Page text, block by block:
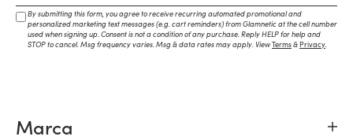
By submitting this form, you agree to receive recurring automated promotional and
personalized marketing text messages (e.g. cart reminders) from Glamnetic at the cell number
used when signing up. Consent is not a condition of any purchase. Reply HELP for help and
STOP to cancel. Msg frequency varies. Msg & data rates may apply. ViewTerms&Privacy
Marca